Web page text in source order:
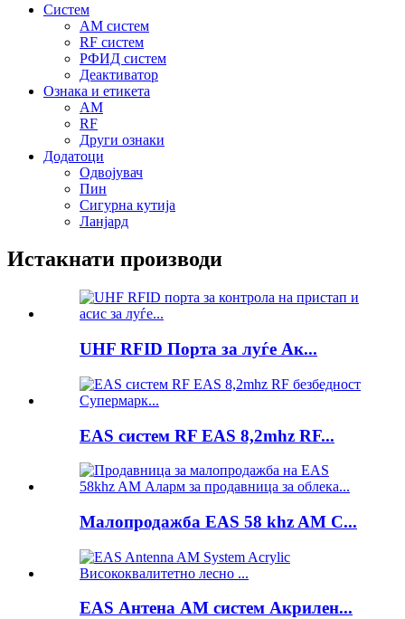
Систем
AM систем
RF систем
РФИД систем
Деактиватор
Ознака и етикета
AM
RF
Други ознаки
Додатоци
Одвојувач
Пин
Сигурна кутија
Ланјард
Истакнати производи
UHF RFID Порта за луѓе Ак...
EAS систем RF EAS 8,2mhz RF...
Малопродажба EAS 58 khz AM C...
EAS Антена AM систем Акрилен...